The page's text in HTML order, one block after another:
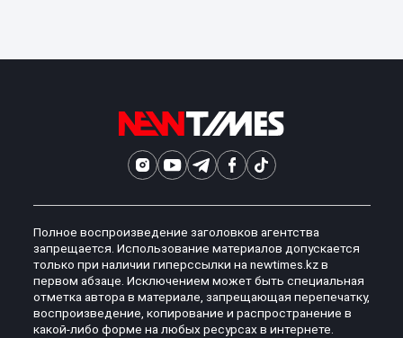
Полное воспроизведение заголовков агентства
запрещается. Использование материалов допускается
только при наличии гиперссылки на newtimes.kz в
первом абзаце. Исключением может быть специальная
отметка автора в материале, запрещающая перепечатку,
воспроизведение, копирование и распространение в
какой-либо форме на любых ресурсах в интернете.